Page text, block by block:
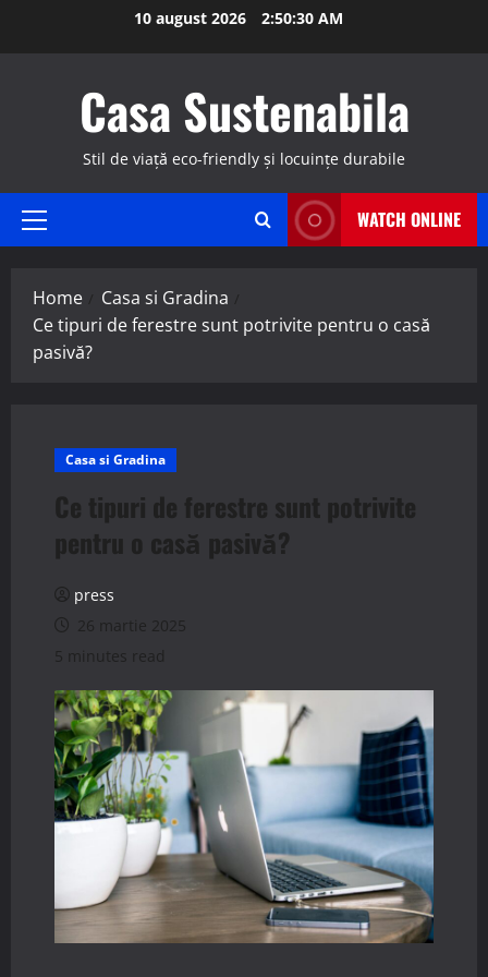
10 august 2026 2:50:31 AM
Casa Sustenabila
Stil de viață eco-friendly și locuințe durabile
Primary
WATCH ONLINE
Home
Casa si Gradina
Ce tipuri de ferestre sunt potrivite pentru o casă
pasivă?
Casa si Gradina
Ce tipuri de ferestre sunt potrivite
pentru o casă pasivă?
press
26 martie 2025
5 minutes read